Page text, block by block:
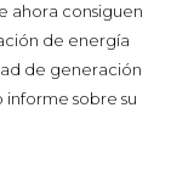
ahora consiguen
de energía
de generación
sobre su